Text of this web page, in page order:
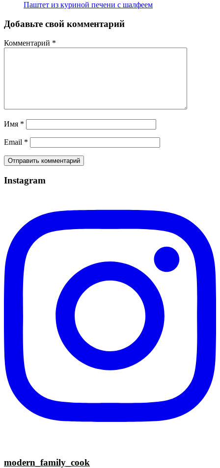
Паштет из куриной печени с шалфеем
Добавьте свой комментарий
Комментарий *
Имя *
Email *
Instagram
modern_family_cook